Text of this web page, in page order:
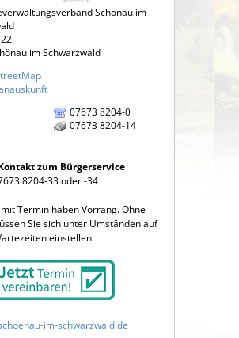
Schönau im
im Schwarzwald
07673 8204-0
07673 8204-14
zum Bürgerservice
8204-33 oder -34
Termin haben Vorrang. Ohne
Sie sich unter Umständen auf
einstellen.
im-schwarzwald.de